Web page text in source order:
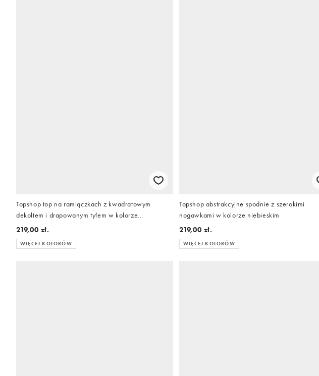
Topshop top na ramiączkach z kwadratowym
dekoltem i drapowanym tyłem w kolorze
naturalnym
219,00 zł.
WIĘCEJ KOLORÓW
Topshop abstrakcyjne spodnie z szerokimi
nogawkami w kolorze niebieskim
219,00 zł.
WIĘCEJ KOLORÓW